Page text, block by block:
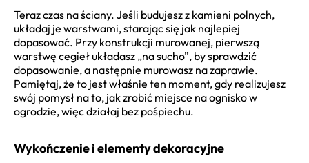
Teraz czas na ściany. Jeśli budujesz z kamieni polnych,
układaj je warstwami, starając się jak najlepiej
dopasować. Przy konstrukcji murowanej, pierwszą
warstwę cegieł układasz „na sucho”, by sprawdzić
dopasowanie, a następnie murowasz na zaprawie.
Pamiętaj, że to jest właśnie ten moment, gdy realizujesz
swój pomysł na to, jak zrobić miejsce na ognisko w
ogrodzie, więc działaj bez pośpiechu.
Wykończenie i elementy dekoracyjne